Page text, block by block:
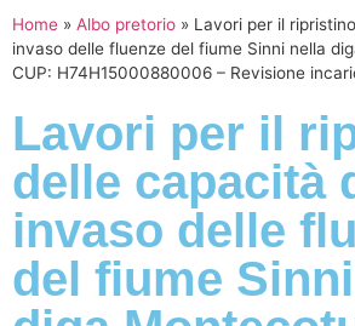
Home » Albo pretorio » Lavori per il
invaso delle fluenze del fiume Sinni nella
CUP: H74H15000880006 – Revisione
Lavori per il
delle capacità
invaso delle
del fiume